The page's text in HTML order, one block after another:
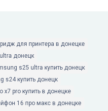
для принтера в донецке
донецк
s25 ultra купить донецк
s24 купить донецк
x7 pro купить в донецке
16 про макс в донецке